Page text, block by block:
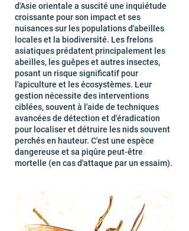
d'Asie orientale a suscité une inquiétude
croissante pour son impact et ses
nuisances sur les populations d'abeilles
locales et la biodiversité. Les frelons
asiatiques prédatent principalement les
abeilles, les guêpes et autres insectes,
posant un risque significatif pour
l'apiculture et les écosystèmes. Leur
gestion nécessite des interventions
ciblées, souvent à l'aide de techniques
avancées de détection et d'éradication
pour localiser et détruire les nids souvent
perchés en hauteur. C'est une espèce
dangereuse et sa piqûre peut-être
mortelle (en cas d'attaque par un essaim).